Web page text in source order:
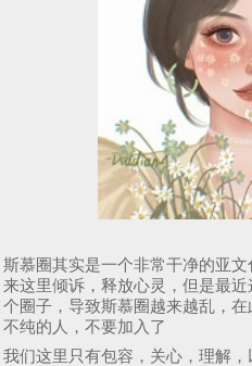
斯慕圈其实是一个非常干净的亚
来这里倾诉，释放心灵，但是最
个圈子，导致斯慕圈越来越乱，
不纯的人，不要加入了
我们这里只有包容，关心，理解